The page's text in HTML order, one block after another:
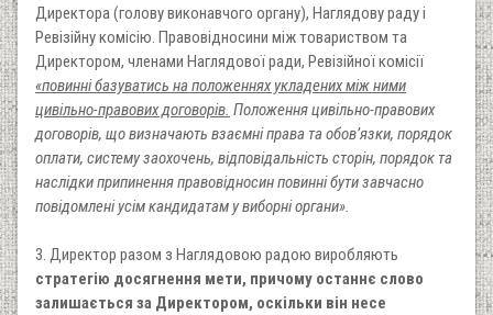
Директора (голову виконавчого органу), Наглядову раду і
Ревізійну комісію. Правовідносини між товариством та
Директором, членами Наглядової ради, Ревізійної комісії
«повинні базуватись на положеннях укладених між ними
цивільно-правових договорів. Положення цивільно-правових
договорів, що визначають взаємні права та обов’язки, порядок
оплати, систему заохочень, відповідальність сторін, порядок та
наслідки припинення правовідносин повинні бути завчасно
повідомлені усім кандидатам у виборні органи».
3. Директор разом з Наглядовою радою виробляють
стратегію досягнення мети, причому останнє слово
залишається за Директором, оскільки він несе